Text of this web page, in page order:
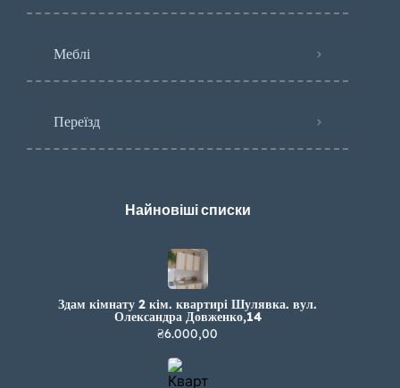
Меблі
Переїзд
Найновіші списки
Здам кімнату 2 кім. квартирі Шулявка. вул.
Олександра Довженко,14
₴6.000,00